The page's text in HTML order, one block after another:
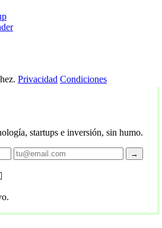
Privacidad Condiciones
startups e inversión, sin humo.
→